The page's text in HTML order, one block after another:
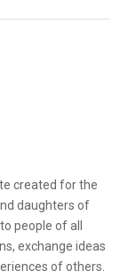
created for the
daughters of
people of all
exchange ideas
of others.